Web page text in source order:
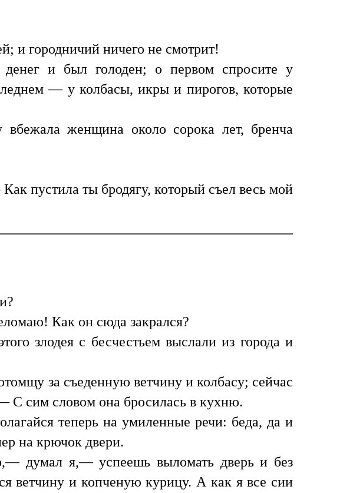
и городничий ничего не смотрит!
и был голоден; о первом спросите у
— у колбасы, икры и пирогов, которые
женщина около сорока лет, бренча
пустила ты бродягу, который съел весь мой
Как он сюда закрался?
злодея с бесчестьем выслали из города и
за съеденную ветчину и колбасу; сейчас
С сим словом она бросилась в кухню.
теперь на умиленные речи: беда, да и
на крючок двери.
думал я,— успеешь выломать дверь и без
ветчину и копченую курицу. А как я все сии